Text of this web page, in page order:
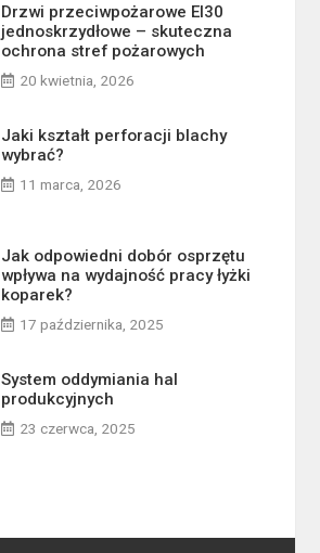
Drzwi przeciwpożarowe EI30
jednoskrzydłowe – skuteczna
ochrona stref pożarowych
20 kwietnia, 2026
Jaki kształt perforacji blachy
wybrać?
11 marca, 2026
Jak odpowiedni dobór osprzętu
wpływa na wydajność pracy łyżki
koparek?
17 października, 2025
System oddymiania hal
produkcyjnych
23 czerwca, 2025